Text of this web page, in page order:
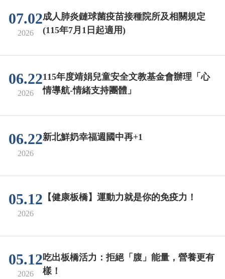
07.02
2026
成人肺炎鏈球菌疫苗接種院所及相關規定
(115年7月1日起適用)
06.22
2026
115年度靖娟兒童安全文教基金會辦理「心
情導航-情緒支持團體」
06.22
2026
新北鮮奶幸福週國中再+1
05.12
2026
【健康板橋】運動力就是你的免疫力！
05.12
2026
吃出板橋活力：拒絕「腹」能量，營養更有
樣！